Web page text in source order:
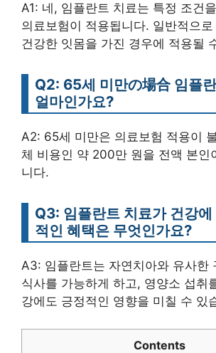
A1: 네, 임플란트 치료는 특정 조건
의료보험이 적용됩니다. 일반적으
건강한 잇몸을 가진 경우에 적용될
Q2: 65세 미만の場合 임플
얼마인가요?
A2: 65세 미만은 의료보험 적용이
체 비용인 약 200만 원을 전액 본인
니다.
Q3: 임플란트 치료가 건강에
적인 혜택은 무엇인가요?
A3: 임플란트는 자연치아와 유사한
식사를 가능하게 하고, 영양소 섭취
강에도 긍정적인 영향을 미칠 수 있
Contents